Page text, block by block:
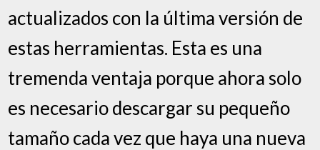
actualizados con la última versión de
estas herramientas. Esta es una
tremenda ventaja porque ahora solo
es necesario descargar su pequeño
tamaño cada vez que haya una nueva